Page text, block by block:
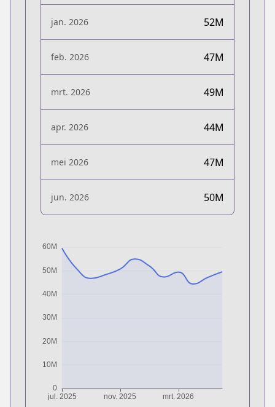
jan. 2026 52M
feb. 2026 47M
mrt. 2026 49M
apr. 2026 44M
mei 2026 47M
jun. 2026 50M